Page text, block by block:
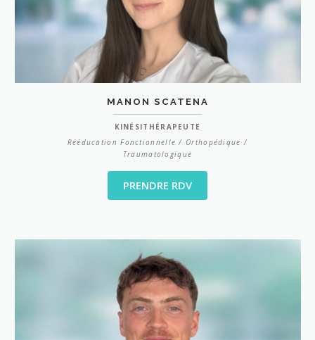
MANON SCATENA
KINÉSITHÉRAPEUTE
Rééducation Fonctionnelle / Orthopédique /
Traumatologique
PRENDRE RDV